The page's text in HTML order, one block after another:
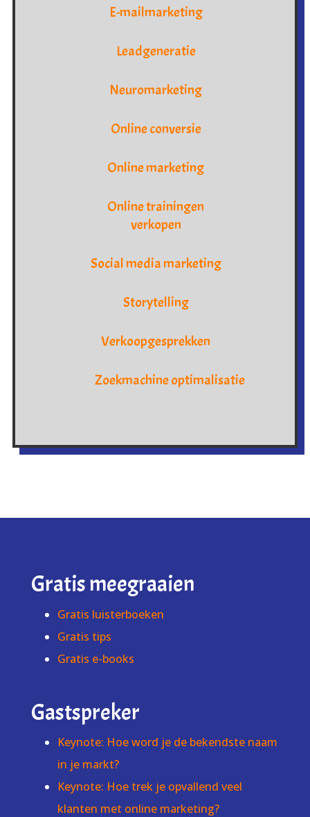
E-mailmarketing
Leadgeneratie
Neuromarketing
Online conversie
Online marketing
Online trainingen
verkopen
Social media marketing
Storytelling
Verkoopgesprekken
Zoekmachine optimalisatie
Gratis meegraaien
Gratis luisterboeken
Gratis tips
Gratis e-books
Gastspreker
Keynote: Hoe word je de bekendste naam
in je markt?
Keynote: Hoe trek je opvallend veel
klanten met online marketing?